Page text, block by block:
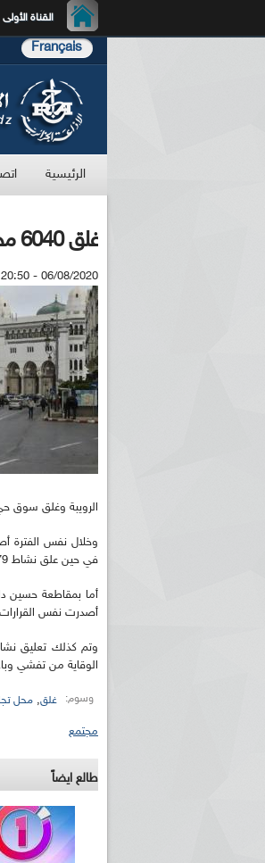
القناة الأولى
Français
الرئيسية
غلق 6040 محلاً تجاريًا بالعاصمة لعدم احترام تدابير كورونا
06/08/2020 - 20:50
الرويبة وغلق سوق
في حين علق نشاط 79 محلاً تجاريًا وثمانية مراكز تجارية بمقاطعة زرالدة.
أصدرت نفس القرارات في حق 132 محلاً بمقاطعة الدرارية وكذا 191 آخر على مستوى
الوقاية من تفشي
وسوم: غلق, محل
مجتمع
طالع ايضاً